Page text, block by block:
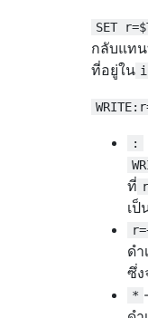
SET
กลับแท
ที่อยู่ใน i
:
ที่
เป็
ดำ
ซึ่ง
*